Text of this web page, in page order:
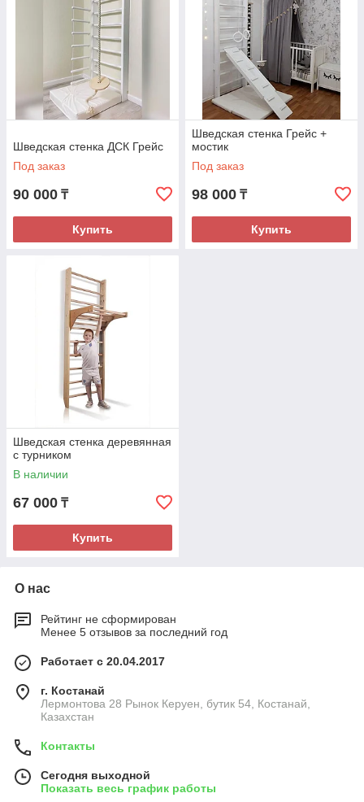
Шведская стенка ДСК Грейс
Под заказ
90 000 ₸
Купить
Шведская стенка Грейс +
мостик
Под заказ
98 000 ₸
Купить
Шведская стенка деревянная
с турником
В наличии
67 000 ₸
Купить
О нас
Рейтинг не сформирован
Менее 5 отзывов за последний год
Работает с 20.04.2017
г. Костанай
Лермонтова 28 Рынок Керуен, бутик 54, Костанай,
Казахстан
Контакты
Сегодня выходной
Показать весь график работы